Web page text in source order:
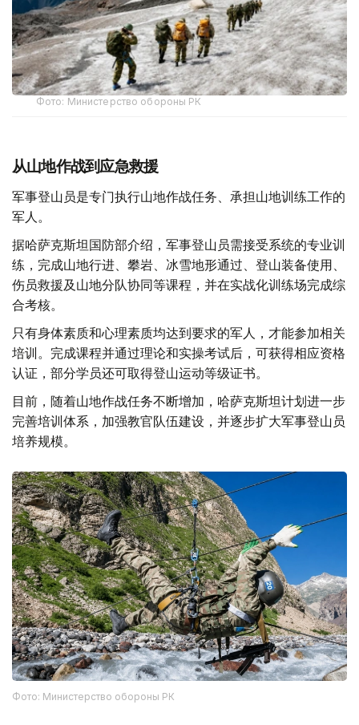
Фото: Министерство обороны РК
从山地作战到应急救援
军事登山员是专门执行山地作战任务、承担山地训练工作的
军人。
据哈萨克斯坦国防部介绍，军事登山员需接受系统的专业训
练，完成山地行进、攀岩、冰雪地形通过、登山装备使用、
伤员救援及山地分队协同等课程，并在实战化训练场完成综
合考核。
只有身体素质和心理素质均达到要求的军人，才能参加相关
培训。完成课程并通过理论和实操考试后，可获得相应资格
认证，部分学员还可取得登山运动等级证书。
目前，随着山地作战任务不断增加，哈萨克斯坦计划进一步
完善培训体系，加强教官队伍建设，并逐步扩大军事登山员
培养规模。
Фото: Министерство обороны РК